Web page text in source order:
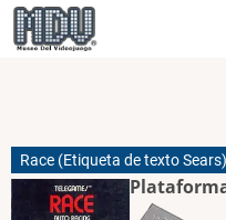
Pasar
al
Race (Etiqueta de texto Sears)